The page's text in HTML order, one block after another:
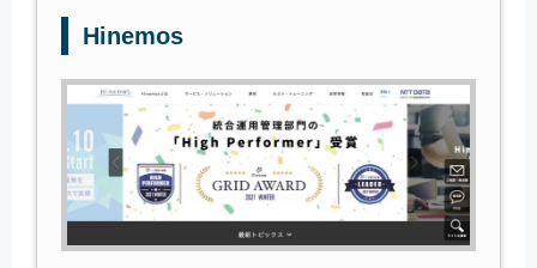
Hinemos